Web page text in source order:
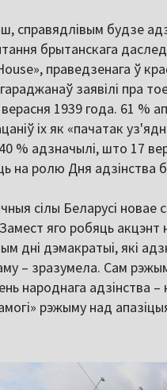
справядлівым будзе
брытанскага
праведзенага ў
заявілі пра
1939 года. 61 %
іх як «пачатак
% адзначылі, што 17
на ролю Дня адзінства
сілы Беларусі новае
яго робяць акцэнт
дні дэмакратыі, які
– зразумела. Сам
народнага адзінства –
рэжыму над